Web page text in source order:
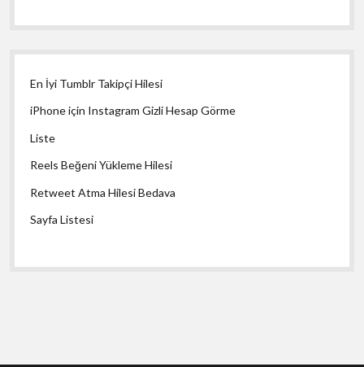
En İyi Tumblr Takipçi Hilesi
iPhone için Instagram Gizli Hesap Görme
Liste
Reels Beğeni Yükleme Hilesi
Retweet Atma Hilesi Bedava
Sayfa Listesi